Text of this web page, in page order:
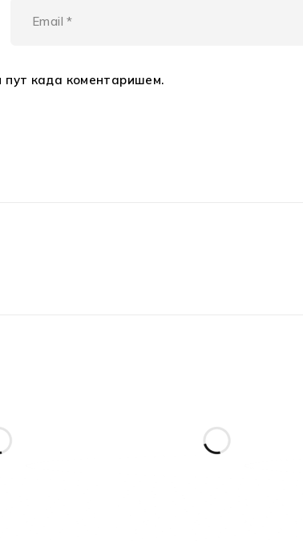
пут када коментаришем.